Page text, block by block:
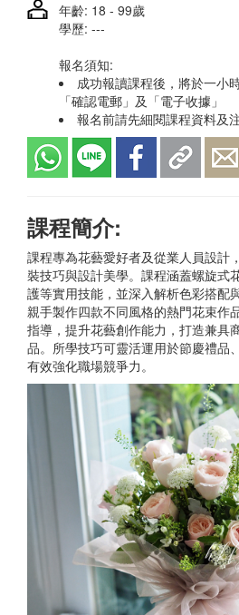
年齡: 18 - 99歲
學歷: ---
報名須知:
成功報讀課程後，將於一小
「確認電郵」及「電子收據」
報名前請先細閱課程資料及
課程簡介:
課程專為花藝愛好者及從業人員設計
裝技巧與設計美學。課程涵蓋螺旋式
護等實用技能，並深入解析色彩搭配
親手製作四款不同風格的熱門花束作
指導，提升花藝創作能力，打造兼具
品。所學技巧可靈活運用於節慶禮品
有效強化職場競爭力。